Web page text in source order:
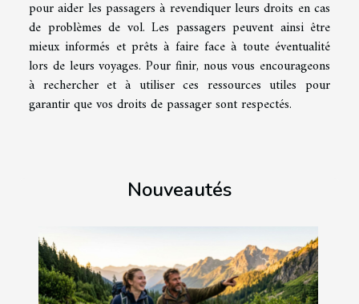
pour aider les passagers à revendiquer leurs droits en cas
de problèmes de vol. Les passagers peuvent ainsi être
mieux informés et prêts à faire face à toute éventualité
lors de leurs voyages. Pour finir, nous vous encourageons
à rechercher et à utiliser ces ressources utiles pour
garantir que vos droits de passager sont respectés.
Nouveautés